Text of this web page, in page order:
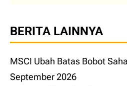
BERITA LAINNYA
MSCI Ubah Batas Bobot
September 2026